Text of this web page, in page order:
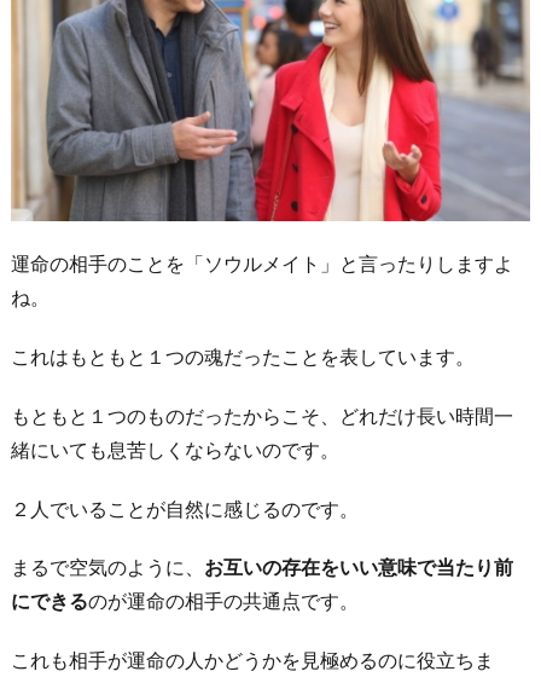
一
緒
に
い
る
姿
リ
に
像
き
6.
他
運命の相手のことを「ソウルメイト」と言ったりしますよ
ね。
これはもともと１つの魂だったことを表しています。
もともと１つのものだったからこそ、どれだけ長い時間一
緒にいても息苦しくならないのです。
２人でいることが自然に感じるのです。
まるで空気のように、 お互いの存在をいい意味で当たり前
にできるのが運命の相手の共通点です。
これも相手が運命の人かどうかを見極めるのに役立ちま